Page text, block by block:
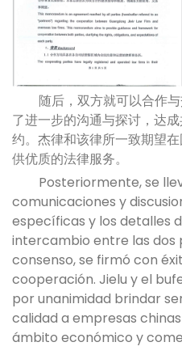
随后，双方就可以合作
了进一步的沟通与探讨，达
约。杰律和该律所一致期望
供优质的法律服务。
Posteriormente, se
comunicaciones y
específicas y los detalles
intercambio entre las dos
consenso, se firmó con
cooperación. Jielu y el
por unanimidad brindar
calidad a empresas
ámbito económico y